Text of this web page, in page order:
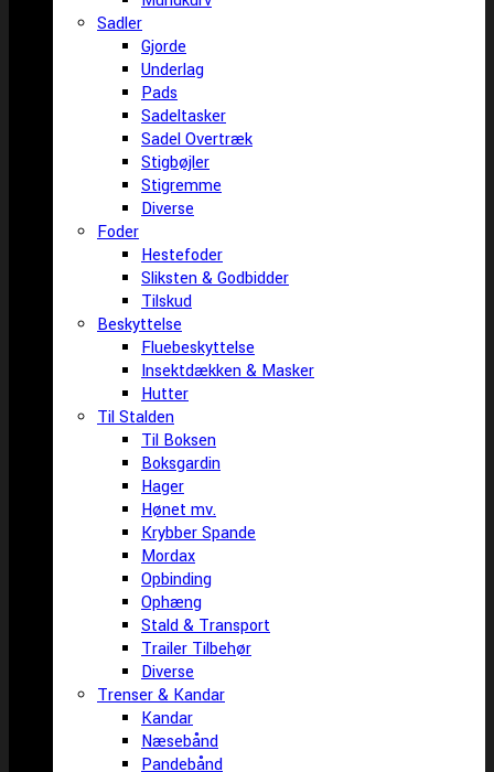
Sadler
Gjorde
Underlag
Pads
Sadeltasker
Sadel Overtræk
Stigbøjler
Stigremme
Diverse
Foder
Hestefoder
Sliksten & Godbidder
Tilskud
Beskyttelse
Fluebeskyttelse
Insektdækken & Masker
Hutter
Til Stalden
Til Boksen
Boksgardin
Hager
Hønet mv.
Krybber Spande
Mordax
Opbinding
Ophæng
Stald & Transport
Trailer Tilbehør
Diverse
Trenser & Kandar
Kandar
Næsebånd
Pandebånd